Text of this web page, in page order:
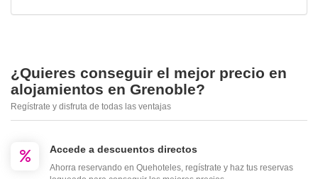
¿Quieres conseguir el mejor precio en
alojamientos en Grenoble?
Regístrate y disfruta de todas las ventajas
Accede a descuentos directos
Ahorra reservando en Quehoteles, regístrate y haz tus reservas